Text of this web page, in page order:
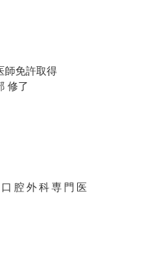
免許取得
修了
腔外科専門医